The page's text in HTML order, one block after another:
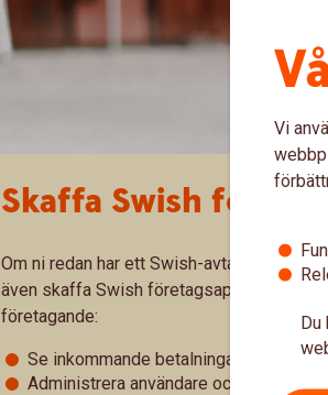
Skaffa Swish
Om ni redan har ett Swish-avtal – Swish
även skaffa Swish företagsapp. Med
företagande:
Se inkommande betalningar i realtid
Administrera användare och fördela
Vi
Du